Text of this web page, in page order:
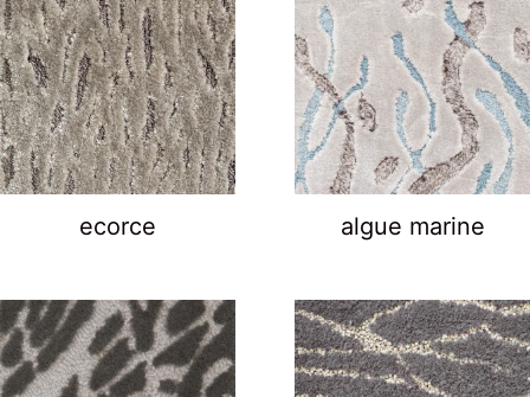
ecorce algue marine